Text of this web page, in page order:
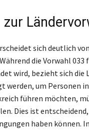
sich deutlich
die Vorwahl
wird, bezieht sich die
um Personen in
führen möchten,
Dies ist
haben können.